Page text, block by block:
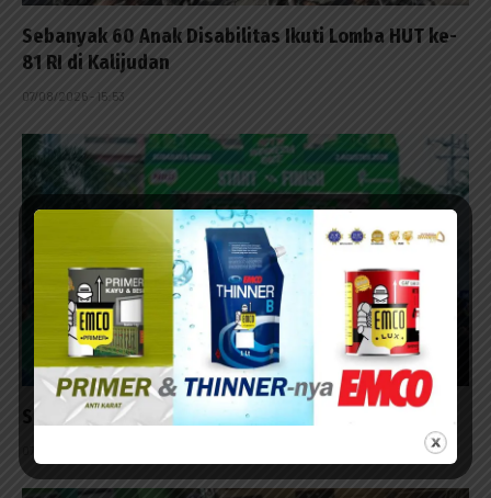
Sebanyak 60 Anak Disabilitas Ikuti Lomba HUT ke-
81 RI di Kalijudan
07/08/2026 - 15:53
Surabaya Penutup Milo Activ Indonesia Race 2026